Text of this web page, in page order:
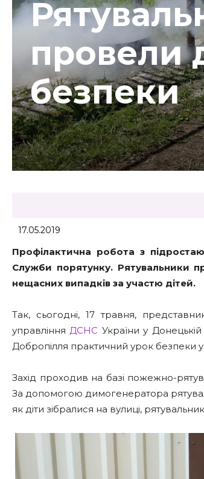
провели
безпеки
17.05.2019
Профілактична робота з
Служби порятунку. Рятувальники
нещасних випадків за участю дітей.
Так, сьогодні, 17 травня,
управлінняДСНС України у
Добропілля практичний урок безпеки у
Захід проходив на базі пожежно-
За допомогою димогенератора
як діти зібралися на вулиці,